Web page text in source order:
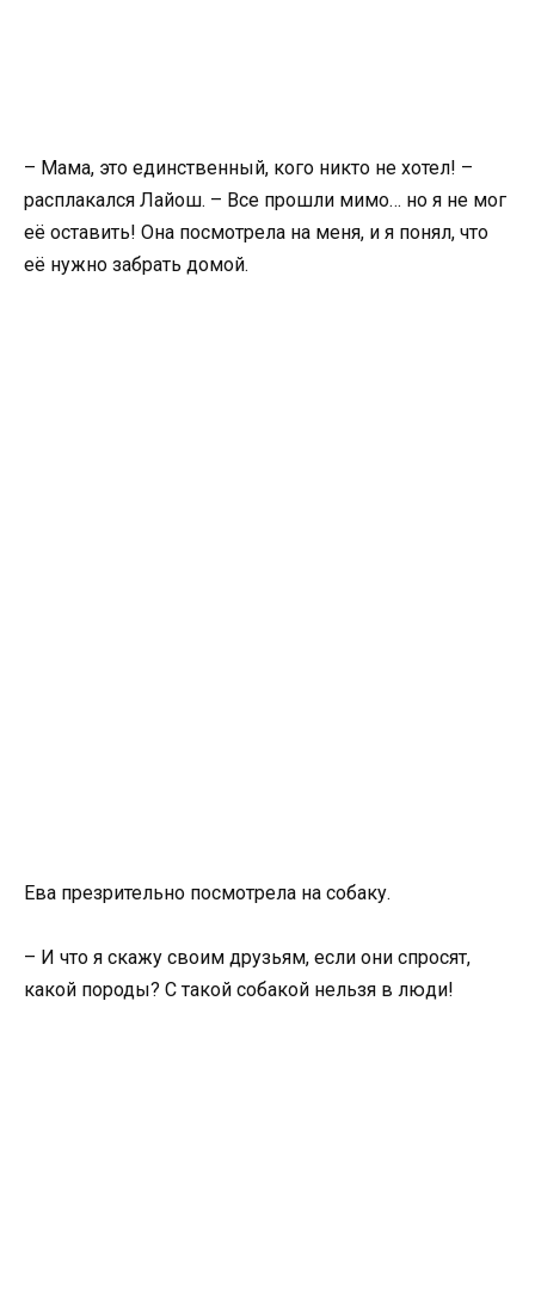
– Мама, это единственный, кого никто не хотел! –
расплакался Лайош. – Все прошли мимо… но я не мог
её оставить! Она посмотрела на меня, и я понял, что
её нужно забрать домой.
Ева презрительно посмотрела на собаку.
– И что я скажу своим друзьям, если они спросят,
какой породы? С такой собакой нельзя в люди!